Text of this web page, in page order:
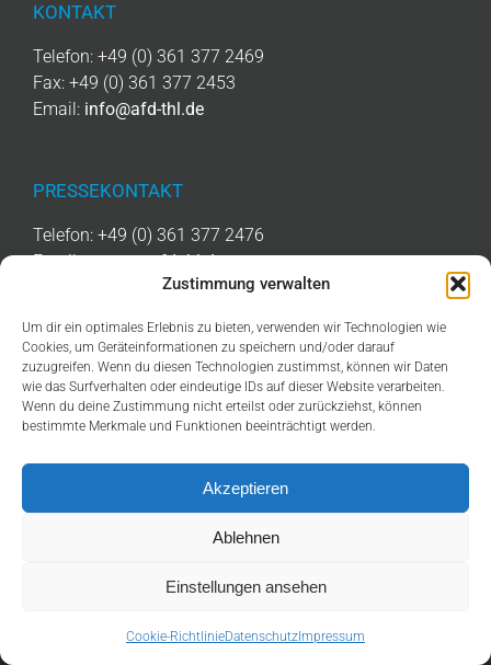
Zustimmung verwalten
Um dir ein optimales Erlebnis zu bieten, verwenden wir Technologien wie
Cookies, um Geräteinformationen zu speichern und/oder darauf
zuzugreifen. Wenn du diesen Technologien zustimmst, können wir Daten
wie das Surfverhalten oder eindeutige IDs auf dieser Website verarbeiten.
Wenn du deine Zustimmung nicht erteilst oder zurückziehst, können
bestimmte Merkmale und Funktionen beeinträchtigt werden.
Akzeptieren
Ablehnen
Einstellungen ansehen
Cookie-RichtlinieDatenschutz Impressum
KONTAKT
Telefon: +49 (0) 361 377 2469
Fax: +49 (0) 361 377 2453
Email: info@afd-thl.de
PRESSEKONTAKT
Telefon: +49 (0) 361 377 2476
Email:presse@afd-thl.de
LINKS
IMPRESSUM
DATENSCHUTZ
THÜRINGEN. ABER SICHER!